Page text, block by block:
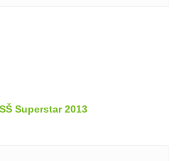
Superstar 2013